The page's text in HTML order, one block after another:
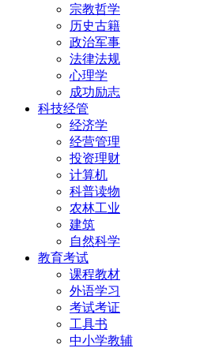
宗教哲学
历史古籍
政治军事
法律法规
心理学
成功励志
科技经管
经济学
经营管理
投资理财
计算机
科普读物
农林工业
建筑
自然科学
教育考试
课程教材
外语学习
考试考证
工具书
中小学教辅